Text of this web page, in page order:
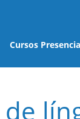
Cursos